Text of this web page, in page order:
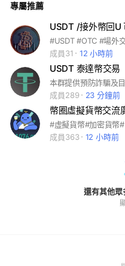
專屬推薦
USDT /接外幣回U
成員31
12 小時前
USDT 泰達幣交易
本群提供預防詐騙及
成員289
23 分鐘前
幣圈虛擬貨幣交流
成員363
12 小時前
還有其他眾